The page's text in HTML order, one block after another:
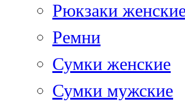
Рюкзаки
Ремни
Сумки женские
Сумки мужские